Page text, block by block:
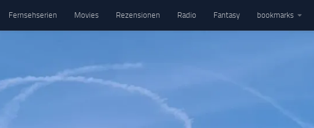
Fernsehserien Movies Rezensionen Radio Fantasy bookmarks